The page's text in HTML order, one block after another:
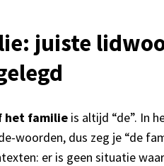
juiste
het familie is altijd “de”. In
woorden, dus zeg je “de
er is geen situatie